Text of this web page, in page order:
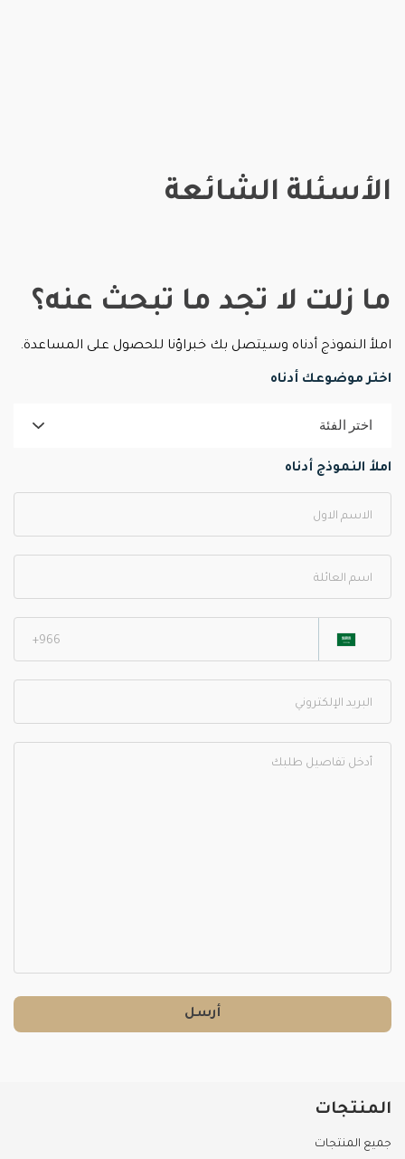
الأسئلة الشائعة
ما زلت لا تجد ما تبحث عنه؟
املأ النموذج أدناه وسيتصل بك خبراؤنا للحصول على المساعدة.
اختر موضوعك أدناه
املأ النموذج أدناه
أرسل
المنتجات
جميع المنتجات